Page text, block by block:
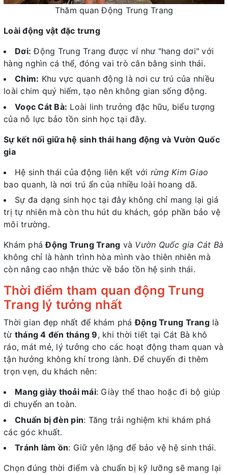
Thăm quan Động Trung Trang
Loài động vật đặc trưng
Dơi: Động Trung Trang được ví như "hang dơi" với
hàng nghìn cá thể, đóng vai trò cân bằng sinh thái.
Chim: Khu vực quanh động là nơi cư trú của nhiều
loài chim quý hiếm, tạo nên không gian sống động.
Voọc Cát Bà: Loài linh trưởng đặc hữu, biểu tượng
của nỗ lực bảo tồn sinh học tại đây.
Sự kết nối giữa hệ sinh thái hang động và Vườn Quốc
gia
Hệ sinh thái của động liên kết với rừng Kim Giao
bao quanh, là nơi trú ẩn của nhiều loài hoang dã.
Sự đa dạng sinh học tại đây không chỉ mang lại giá
trị tự nhiên mà còn thu hút du khách, góp phần bảo vệ
môi trường.
Khám pháĐộng Trung Trang và Vườn Quốc gia Cát Bà
không chỉ là hành trình hòa mình vào thiên nhiên mà
còn nâng cao nhận thức về bảo tồn hệ sinh thái.
Thời điểm tham quan động Trung
Trang lý tưởng nhất
Thời gian đẹp nhất để khám pháĐộng Trung Tranglà
từ tháng 4 đến tháng 9, khi thời tiết tại Cát Bà khô
ráo, mát mẻ, lý tưởng cho các hoạt động tham quan và
tận hưởng không khí trong lành. Để chuyến đi thêm
trọn vẹn, du khách nên:
Mang giày thoải mái: Giày thể thao hoặc đi bộ giúp
di chuyển an toàn.
Chuẩn bị đèn pin: Tăng trải nghiệm khi khám phá
các góc khuất.
Tránh làm ồn: Giữ yên lặng để bảo vệ hệ sinh thái.
Chọn đúng thời điểm và chuẩn bị kỹ lưỡng sẽ mang lại